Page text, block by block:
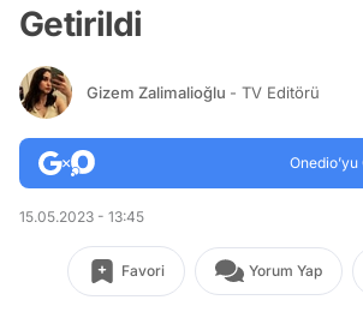
Getirildi
Gizem Zalimalioğlu - TV Editörü
15.05.2023 - 13:45
Favori Yorum Yap